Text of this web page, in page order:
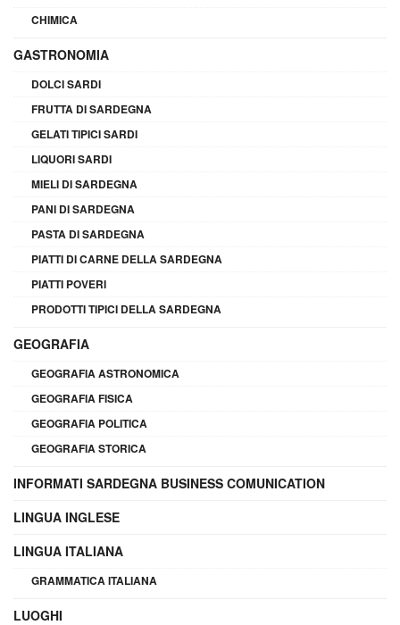
CHIMICA
GASTRONOMIA
DOLCI SARDI
FRUTTA DI SARDEGNA
GELATI TIPICI SARDI
LIQUORI SARDI
MIELI DI SARDEGNA
PANI DI SARDEGNA
PASTA DI SARDEGNA
PIATTI DI CARNE DELLA SARDEGNA
PIATTI POVERI
PRODOTTI TIPICI DELLA SARDEGNA
GEOGRAFIA
GEOGRAFIA ASTRONOMICA
GEOGRAFIA FISICA
GEOGRAFIA POLITICA
GEOGRAFIA STORICA
INFORMATI SARDEGNA BUSINESS COMUNICATION
LINGUA INGLESE
LINGUA ITALIANA
GRAMMATICA ITALIANA
LUOGHI